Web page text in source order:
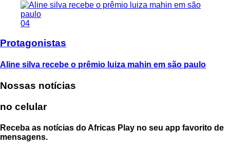
04
Protagonistas
Aline silva recebe o prêmio luiza mahin em são paulo
Nossas notícias
no celular
Receba as notícias do Africas Play no seu app favorito de
mensagens.